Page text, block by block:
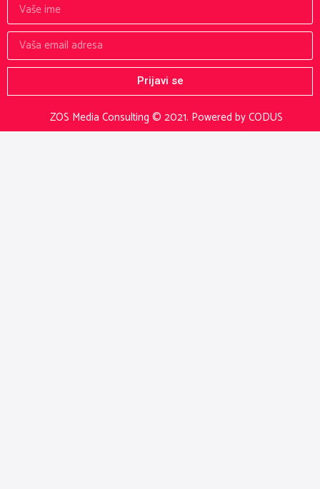
ZOS Media Consulting © 2021. Powered by CODUS
Prijavi se